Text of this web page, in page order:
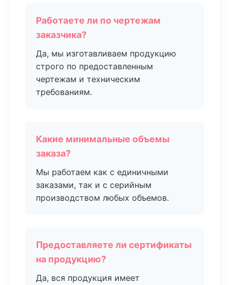
Работаете ли по чертежам
заказчика?
Да, мы изготавливаем продукцию
строго по предоставленным
чертежам и техническим
требованиям.
Какие минимальные объемы
заказа?
Мы работаем как с единичными
заказами, так и с серийным
производством любых объемов.
Предоставляете ли сертификаты
на продукцию?
Да, вся продукция имеет